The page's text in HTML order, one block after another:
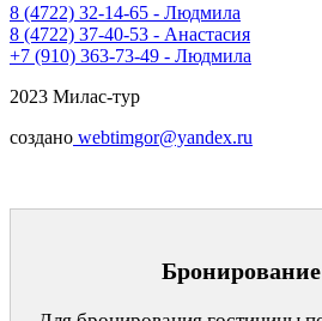
8 (4722) 32-14-65 - Людмила
8 (4722) 37-40-53 - Анастасия
+7 (910) 363-73-49 - Людмила
2023 Милас-тур
создано webtimgor@yandex.ru